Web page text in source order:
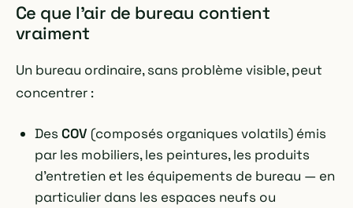
Ce que l'air de bureau contient
vraiment
Un bureau ordinaire, sans problème visible, peut
concentrer :
Des COV (composés organiques volatils) émis
par les mobiliers, les peintures, les produits
d'entretien et les équipements de bureau — en
particulier dans les espaces neufs ou